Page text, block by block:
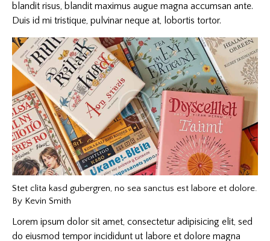
blandit risus, blandit maximus augue magna accumsan ante.
Duis id mi tristique, pulvinar neque at, lobortis tortor.
Stet clita kasd gubergren, no sea sanctus est labore et dolore.
By Kevin Smith
Lorem ipsum dolor sit amet, consectetur adipisicing elit, sed
do eiusmod tempor incididunt ut labore et dolore magna